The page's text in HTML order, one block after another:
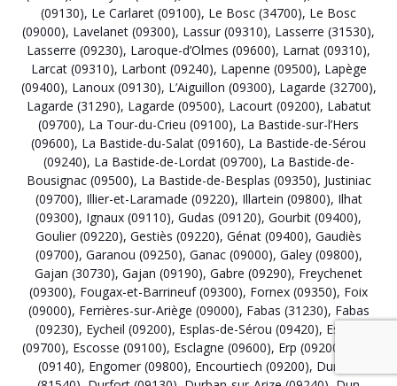
(09130), Le Carlaret (09100), Le Bosc (34700), Le Bosc
(09000), Lavelanet (09300), Lassur (09310), Lasserre (31530),
Lasserre (09230), Laroque-d’Olmes (09600), Larnat (09310),
Larcat (09310), Larbont (09240), Lapenne (09500), Lapège
(09400), Lanoux (09130), L’Aiguillon (09300), Lagarde (32700),
Lagarde (31290), Lagarde (09500), Lacourt (09200), Labatut
(09700), La Tour-du-Crieu (09100), La Bastide-sur-l’Hers
(09600), La Bastide-du-Salat (09160), La Bastide-de-Sérou
(09240), La Bastide-de-Lordat (09700), La Bastide-de-
Bousignac (09500), La Bastide-de-Besplas (09350), Justiniac
(09700), Illier-et-Laramade (09220), Illartein (09800), Ilhat
(09300), Ignaux (09110), Gudas (09120), Gourbit (09400),
Goulier (09220), Gestiès (09220), Génat (09400), Gaudiès
(09700), Garanou (09250), Ganac (09000), Galey (09800),
Gajan (30730), Gajan (09190), Gabre (09290), Freychenet
(09300), Fougax-et-Barrineuf (09300), Fornex (09350), Foix
(09000), Ferrières-sur-Ariège (09000), Fabas (31230), Fabas
(09230), Eycheil (09200), Esplas-de-Sérou (09420), Esplas
(09700), Escosse (09100), Esclagne (09600), Erp (09200)
(09140), Engomer (09800), Encourtiech (09200), Durfort